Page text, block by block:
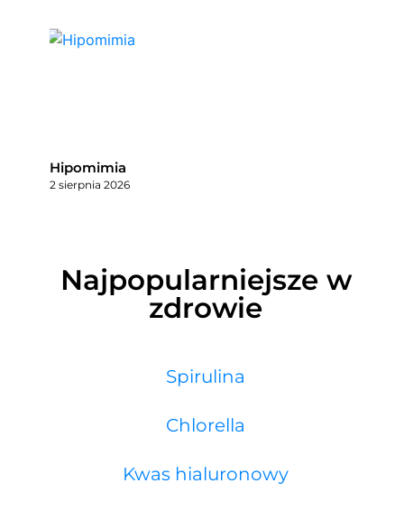
Hipomimia
2 sierpnia 2026
Najpopularniejsze w
zdrowie
Spirulina
Chlorella
Kwas hialuronowy